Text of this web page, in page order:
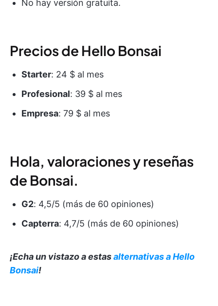
No hay versión gratuita.
Precios de Hello Bonsai
Starter: 24 $ al mes
Profesional: 39 $ al mes
Empresa: 79 $ al mes
Hola, valoraciones y reseñas
de Bonsai.
G2: 4,5/5 (más de 60 opiniones)
Capterra: 4,7/5 (más de 60 opiniones)
¡Echa un vistazo a estasalternativas a Hello
Bonsai!